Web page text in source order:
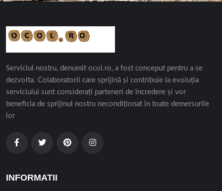
Serviciul nostru, denumit ocol.ro, a fost conceput pentru a se
dezvolta. Colaboratorii care sprijină și contribuie la evoluția
serviciului sunt considerați parteneri de încredere și vor
beneficia de sprijinul nostru necondiționat în toate demersurile
lor
INFORMATII